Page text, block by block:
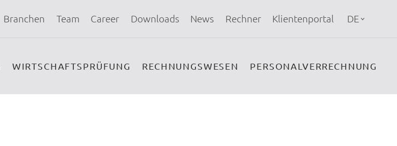
Branchen Team Career Downloads News Rechner Klientenportal DE
WIRTSCHAFTSPRÜFUNG RECHNUNGSWESEN PERSONALVERRECHNUNG